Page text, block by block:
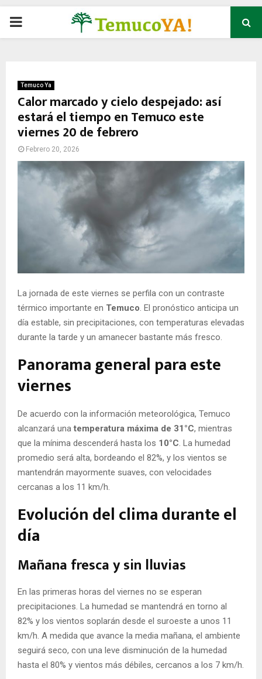
P
M
A
E
N
U
Temuco Ya
Calor marcado y cielo despejado: así
estará el tiempo en Temuco este
viernes 20 de febrero
Febrero 20, 2026
La jornada de este viernes se perfila con un contraste
térmico importante en Temuco. El pronóstico anticipa un
día estable, sin precipitaciones, con temperaturas elevadas
durante la tarde y un amanecer bastante más fresco.
Panorama general para este
viernes
De acuerdo con la información meteorológica, Temuco
alcanzará una temperatura máxima de 31°C, mientras
que la mínima descenderá hasta los 10°C. La humedad
promedio será alta, bordeando el 82%, y los vientos se
mantendrán mayormente suaves, con velocidades
cercanas a los 11 km/h.
Evolución del clima durante el
día
Mañana fresca y sin lluvias
En las primeras horas del viernes no se esperan
precipitaciones. La humedad se mantendrá en torno al
82% y los vientos soplarán desde el suroeste a unos 11
km/h. A medida que avance la media mañana, el ambiente
seguirá seco, con una leve disminución de la humedad
hasta el 80% y vientos más débiles, cercanos a los 7 km/h.